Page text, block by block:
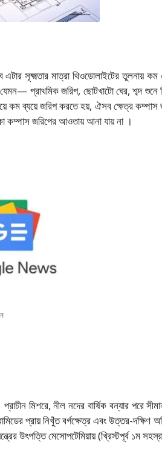
সূক্ষ্মতার মাত্রা থিওডোলাইটের তুলনায়
প্রাথমিক জরিপ, ছোটখাটো ঘের, শব্দ শুনে
কম ব্যয়ে জরিপ করতে হয়, ঐসব ক্ষেত্র
কম্পাস জরিপের আওতায় আনা যায় না ।
মিশরে, নীল নদের বার্ষিক বন্যার পরে
প্রায় নিখুঁত বর্গক্ষেত্র এবং উত্তর-
উৎপত্তি মেসোপটেমিয়ায় (খ্রিস্টপূর্ব ১ম